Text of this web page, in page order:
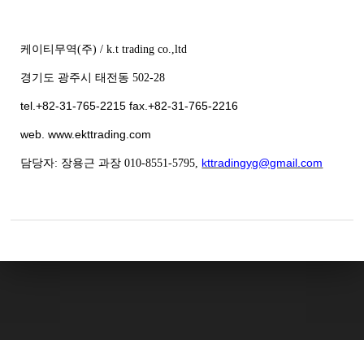
케이티무역(주) / k.t trading co.,ltd
경기도 광주시 태전동 502-28
tel.+82-31-765-2215 fax.+82-31-765-2216
web. www.ekttrading.com
담당자: 장용근 과장 010-8551-5795, kttradingyg@gmail.com